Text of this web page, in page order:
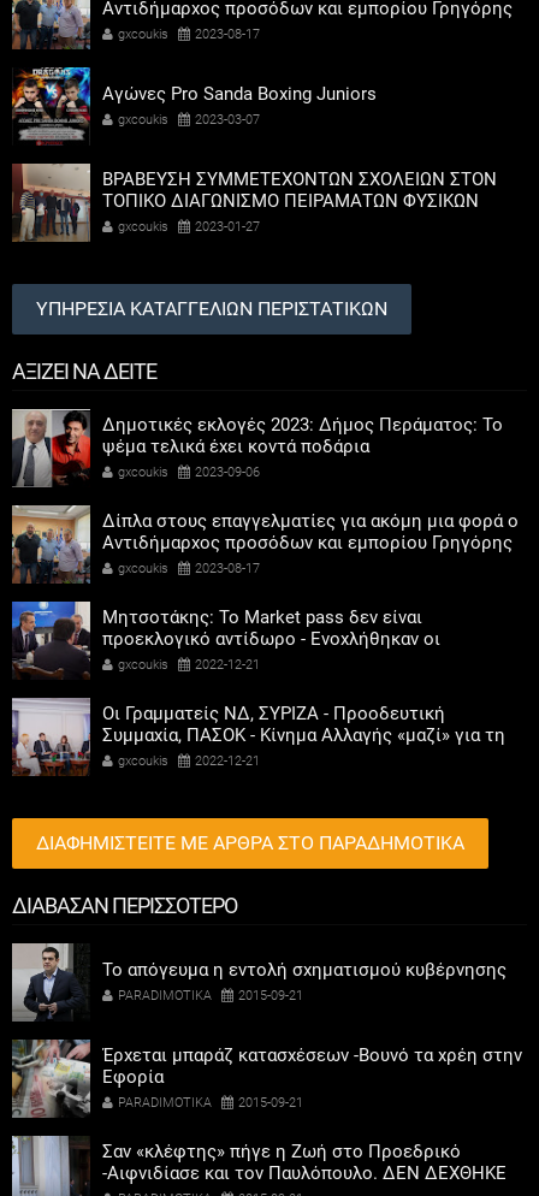
Αντιδήμαρχος προσόδων και εμπορίου Γρηγόρης
Καψοκόλης
gxcoukis 2023-08-17
Αγώνες Pro Sanda Boxing Juniors
gxcoukis 2023-03-07
ΒΡΑΒΕΥΣΗ ΣΥΜΜΕΤΕΧΟΝΤΩΝ ΣΧΟΛΕΙΩΝ ΣΤΟΝ
ΤΟΠΙΚΟ ΔΙΑΓΩΝΙΣΜΟ ΠΕΙΡΑΜΑΤΩΝ ΦΥΣΙΚΩΝ
ΕΠΙΣΤΗΜΩΝ
gxcoukis 2023-01-27
ΥΠΗΡΕΣΙΑ ΚΑΤΑΓΓΕΛΙΩΝ ΠΕΡΙΣΤΑΤΙΚΩΝ
ΑΞΙΖΕΙ ΝΑ ΔΕΙΤΕ
Δημοτικές εκλογές 2023: Δήμος Περάματος: Το
ψέμα τελικά έχει κοντά ποδάρια
gxcoukis 2023-09-06
Δίπλα στους επαγγελματίες για ακόμη μια φορά ο
Αντιδήμαρχος προσόδων και εμπορίου Γρηγόρης
Καψοκόλης
gxcoukis 2023-08-17
Μητσοτάκης: Το Market pass δεν είναι
προεκλογικό αντίδωρο - Ενοχλήθηκαν οι
αριστεροί του χαβιαριού
gxcoukis 2022-12-21
Οι Γραμματείς ΝΔ, ΣΥΡΙΖΑ - Προοδευτική
Συμμαχία, ΠΑΣΟΚ - Κίνημα Αλλαγής «μαζί» για τη
συμμετοχή των γυναικών στην πολιτική
gxcoukis 2022-12-21
ΔΙΑΦΗΜΙΣΤΕΙΤΕ ΜΕ ΑΡΘΡΑ ΣΤΟ ΠΑΡΑΔΗΜΟΤΙΚΑ
ΔΙΑΒΑΣΑΝ ΠΕΡΙΣΣΟΤΕΡΟ
Το απόγευμα η εντολή σχηματισμού κυβέρνησης
PARADIMOTIKA 2015-09-21
Έρχεται μπαράζ κατασχέσεων -Βουνό τα χρέη στην
Εφορία
PARADIMOTIKA 2015-09-21
Σαν «κλέφτης» πήγε η Ζωή στο Προεδρικό
-Αιφνιδίασε και τον Παυλόπουλο. ΔΕΝ ΔΕΧΘΗΚΕ